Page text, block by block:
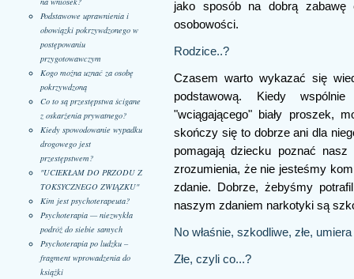
Podstawowe uprawnienia i
obowiązki pokrzywdzonego w
postępowaniu
przygotowawczym
Kogo można uznać za osobę
pokrzywdzoną
Co to są przestępstwa ścigane
z oskarżenia prywatnego?
Kiedy spowodowanie wypadku
drogowego jest
przestępstwem?
"UCIEKŁAM DO PRZODU Z
TOKSYCZNEGO ZWIĄZKU"
Kim jest psychoterapeuta?
Psychoterapia — niezwykła
podróż do siebie samych
Psychoterapia po ludzku –
fragment wprowadzenia do
książki
jako sposób na dobrą zabawę
osobowości.
Rodzice..?
Czasem warto wykazać się
podstawową. Kiedy
"wciągającego" biały proszek,
skończy się to dobrze ani dla
pomagają dziecku poznać
zrozumienia, że nie jesteśmy
zdanie. Dobrze, żebyśmy
naszym zdaniem narkotyki są
No właśnie, szkodliwe, złe,
Złe, czyli co...?